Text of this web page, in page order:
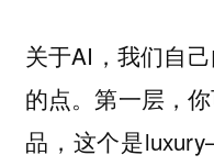
关于AI，我们自
的点。第一层，
品，这个是